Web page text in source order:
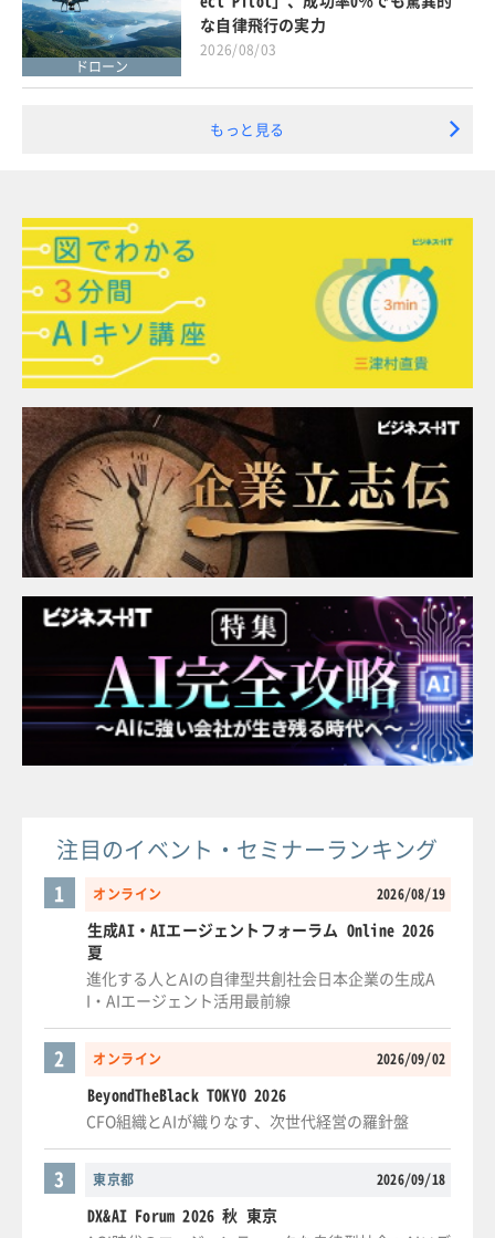
ドローン
な自律飛行の実力
2026/08/03
もっと見る
注目のイベント・セミナーランキング
オンライン 2026/08/19
1
生成AI・AIエージェントフォーラム Online 2026
夏
進化する人とAIの自律型共創社会日本企業の生成A
I・AIエージェント活用最前線
オンライン 2026/09/02
2
BeyondTheBlack TOKYO 2026
CFO組織とAIが織りなす、次世代経営の羅針盤
東京都 2026/09/18
3
DX&AI Forum 2026 秋 東京